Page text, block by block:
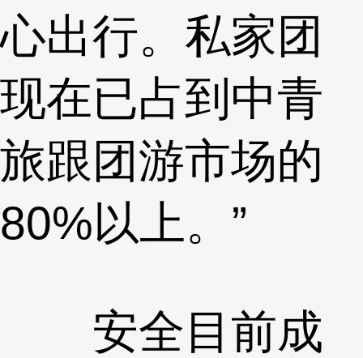
心出行。私家团
现在已占到中青
旅跟团游市场的
80%以上。”
安全目前成